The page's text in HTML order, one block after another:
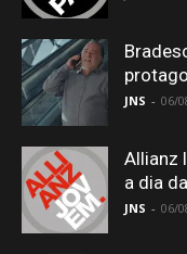
JNS - 06/
Allianz
a dia
JNS - 06/